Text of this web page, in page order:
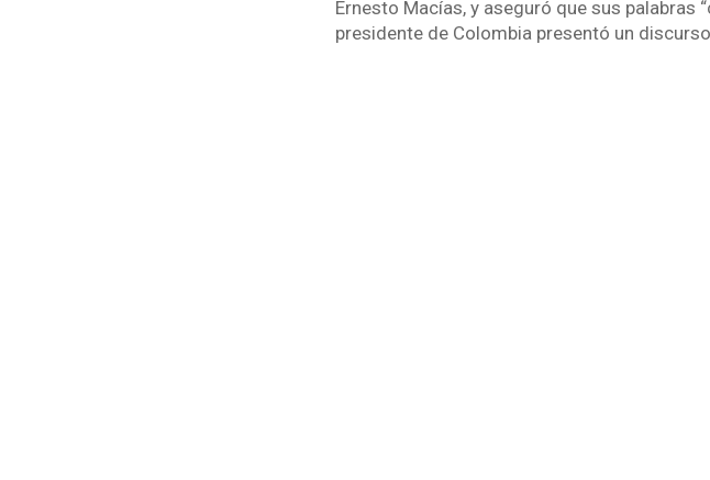
Ernesto Macías, y aseguró que sus palabras
presidente de Colombia presentó un discurso